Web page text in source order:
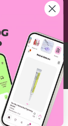
in vergelijking